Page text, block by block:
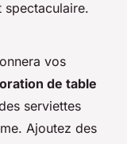
spectaculaire.
vos
de table
serviettes
Ajoutez des